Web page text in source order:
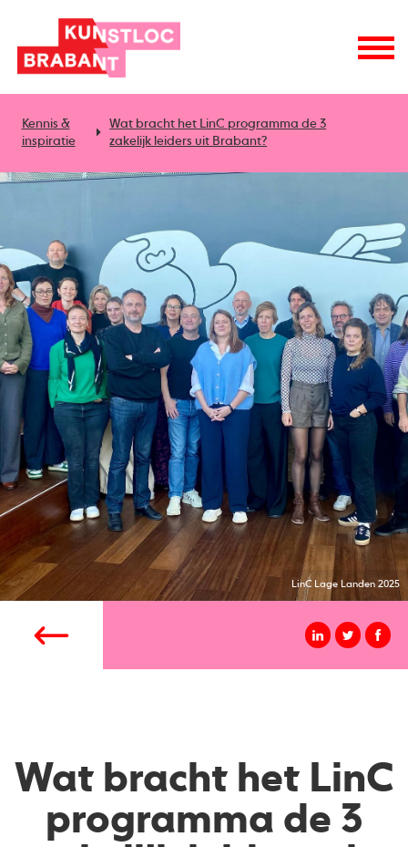
Kennis &
inspiratie
Wat bracht het LinC programma de 3
zakelijk leiders uit Brabant?
LinC Lage Landen 2025
Wat bracht het LinC
programma de 3